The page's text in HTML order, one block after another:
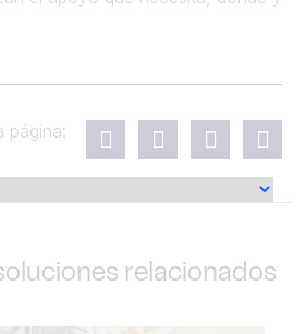
página:
relacionados